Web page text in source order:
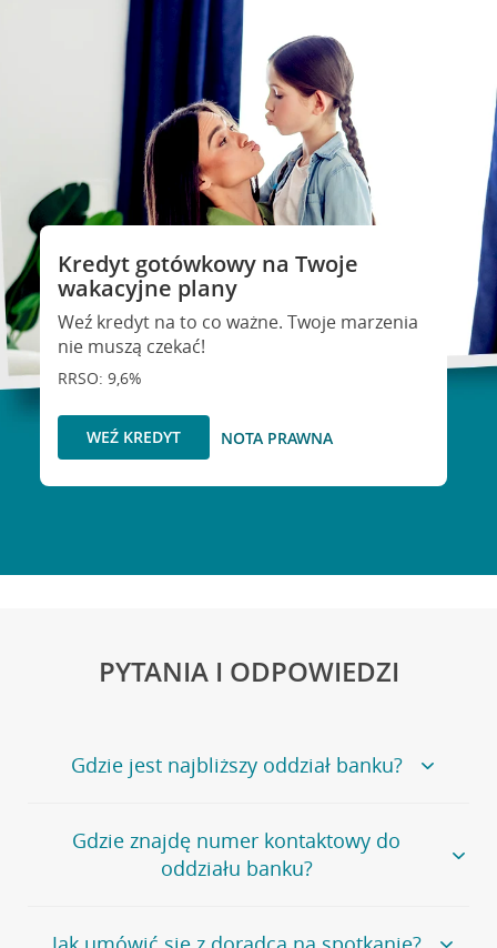
Kredyt gotówkowy na Twoje
wakacyjne plany
Weź kredyt na to co ważne. Twoje marzenia
nie muszą czekać!
RRSO: 9,6%
WEŹ KREDYT NOTA PRAWNA
PYTANIA I ODPOWIEDZI
Gdzie jest najbliższy oddział banku?
Jeśli szukasz oddziału naszego banku, zapraszamy na
stronęPlacówki i bankomaty, na której znajduje się
wygodna wyszukiwarka.
oddziałów
Gdzie znajdę numer kontaktowy do
oddziału banku?
Bank Credit Agricole nie udostępnia ogólnego numeru